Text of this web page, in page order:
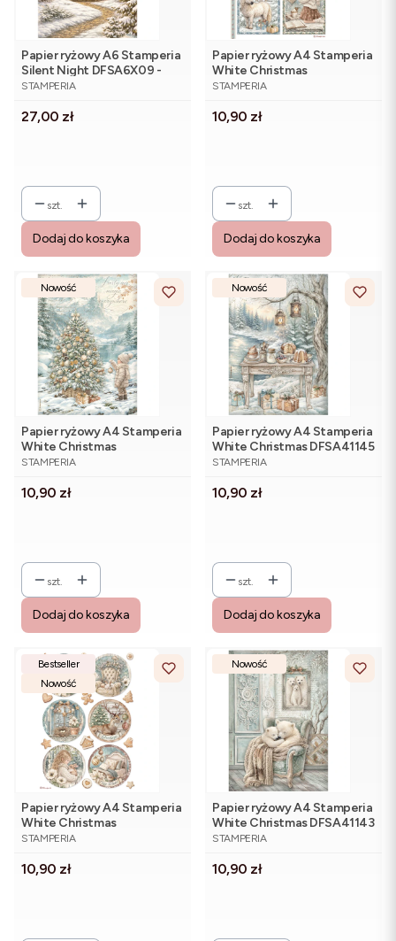
Papier ryżowy A6 Stamperia
Silent Night DFSA6X09 -
zestaw 8 sztuk
PRODUCENT
STAMPERIA
Cena
27,00 zł
szt.
Dodaj do koszyka
Papier ryżowy A4 Stamperia
White Christmas
DFSA41147 - cztery karty,
PRODUCENT
STAMPERIA
Cena
10,90 zł
szt.
Dodaj do koszyka
Nowość
Papier ryżowy A4 Stamperia
White Christmas
DFSA41146 - choinka,
PRODUCENT
STAMPERIA
Cena
10,90 zł
szt.
Dodaj do koszyka
Nowość
Papier ryżowy A4 Stamperia
White Christmas DFSA41145
- stół, wypieki, prezenty
PRODUCENT
STAMPERIA
Cena
10,90 zł
szt.
Dodaj do koszyka
Bestseller
Nowość
Papier ryżowy A4 Stamperia
White Christmas
DFSA41144 - sześć
PRODUCENT
STAMPERIA
Cena
10,90 zł
Nowość
Papier ryżowy A4 Stamperia
White Christmas DFSA41143
- śpiące misie
PRODUCENT
STAMPERIA
Cena
10,90 zł